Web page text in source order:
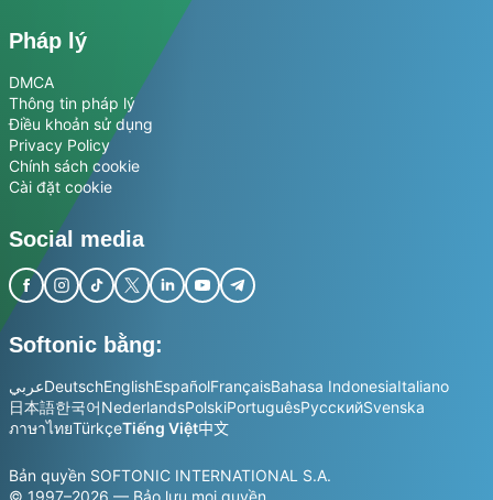
Pháp lý
DMCA
Thông tin pháp lý
Điều khoản sử dụng
Privacy Policy
Chính sách cookie
Cài đặt cookie
Social media
Softonic bằng:
عربيDeutschEnglishEspañolFrançaisBahasa IndonesiaItaliano
日本語한국어NederlandsPolskiPortuguêsРусскийSvenska
ภาษาไทยTürkçeTiếng Việt中文
Bản quyền SOFTONIC INTERNATIONAL S.A.